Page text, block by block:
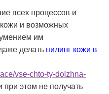
всех процессов и
и возможных
им
делать пилинг кожи в
vse-chto-ty-dolzhna-
при этом не получать